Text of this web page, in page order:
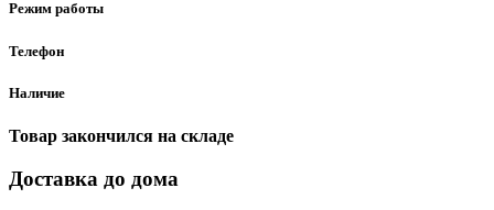
Режим работы
Телефон
Наличие
Товар закончился на складе
Доставка до дома